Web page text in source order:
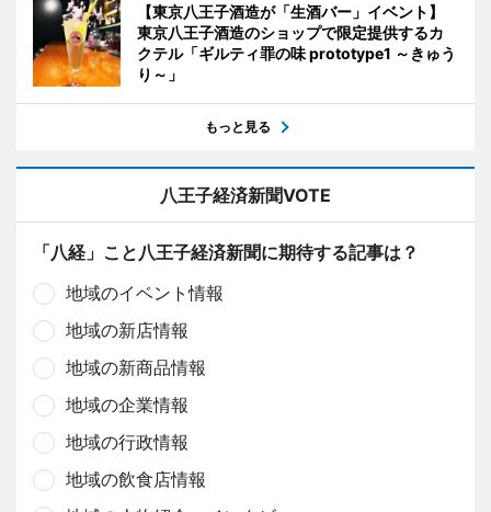
【東京八王子酒造が「生酒バー」イベント】
東京八王子酒造のショップで限定提供するカ
クテル「ギルティ罪の味 prototype1 ～きゅう
り～」
もっと見る
八王子経済新聞VOTE
「八経」こと八王子経済新聞に期待する記事は？
地域のイベント情報
地域の新店情報
地域の新商品情報
地域の企業情報
地域の行政情報
地域の飲食店情報